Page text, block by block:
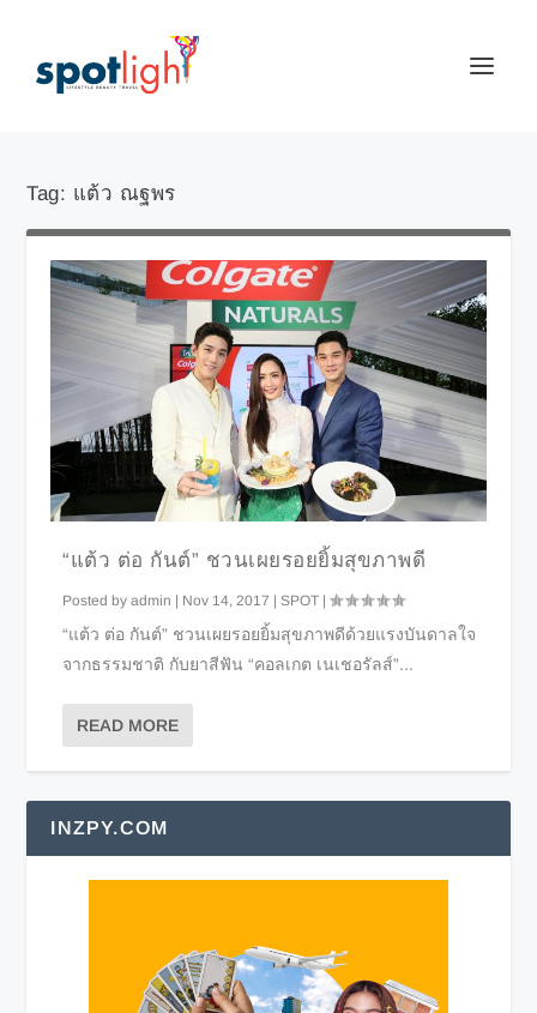
Tag: แต้ว ณฐพร
“แต้ว ต่อ กันต์” ชวนเผยรอยยิ้มสุขภาพดี
Posted byadmin | Nov 14, 2017 |SPOT |
“แต้ว ต่อ กันต์” ชวนเผยรอยยิ้มสุขภาพดีด้วยแรงบันดาลใจ
จากธรรมชาติ กับยาสีฟัน “คอลเกต เนเชอรัลส์”...
READ MORE
INZPY.COM